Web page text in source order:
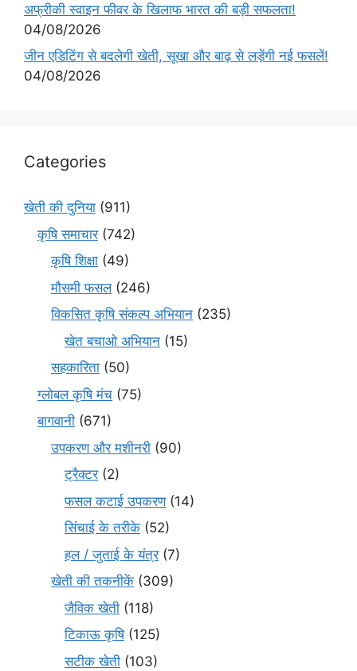
अफ्रीकी स्वाइन फीवर के खिलाफ भारत की बड़ी सफलता!
04/08/2026
जीन एडिटिंग से बदलेगी खेती, सूखा और बाढ़ से लड़ेंगी नई फसलें!
04/08/2026
Categories
खेती की दुनिया (911)
कृषि समाचार(742)
कृषि शिक्षा (49)
मौसमी फसल(246)
विकसित कृषि संकल्प अभियान (235)
खेत बचाओ अभियान (15)
सहकारिता (50)
ग्लोबल कृषि मंच (75)
बागवानी (671)
उपकरण और मशीनरी (90)
ट्रैक्टर(2)
फसल कटाई उपकरण(14)
सिंचाई के तरीके (52)
हल / जुताई के यंत्र(7)
खेती की तकनीकें (309)
जैविक खेती (118)
टिकाऊ कृषि(125)
सटीक खेती (103)